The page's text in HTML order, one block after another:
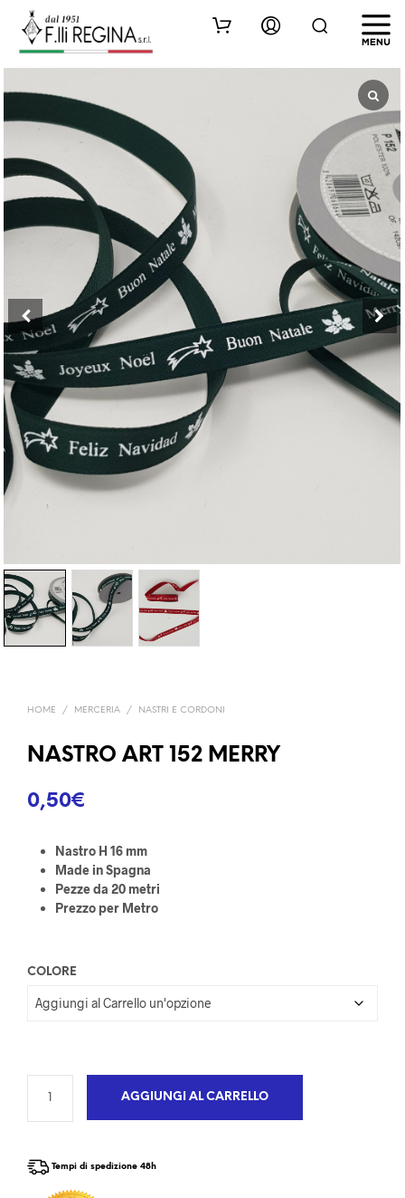
HOME / MERCERIA / NASTRI E CORDONI
NASTRO ART 152 MERRY
0,50€
Nastro H 16 mm
Made in Spagna
Pezze da 20 metri
Prezzo per Metro
COLORE
AGGIUNGI AL CARRELLO
Tempi di spedizione 48h